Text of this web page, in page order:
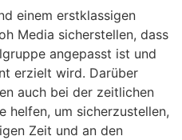
einem erstklassigen
Media sicherstellen, dass
angepasst ist und
erzielt wird. Darüber
auch bei der zeitlichen
helfen, um sicherzustellen,
Zeit und an den